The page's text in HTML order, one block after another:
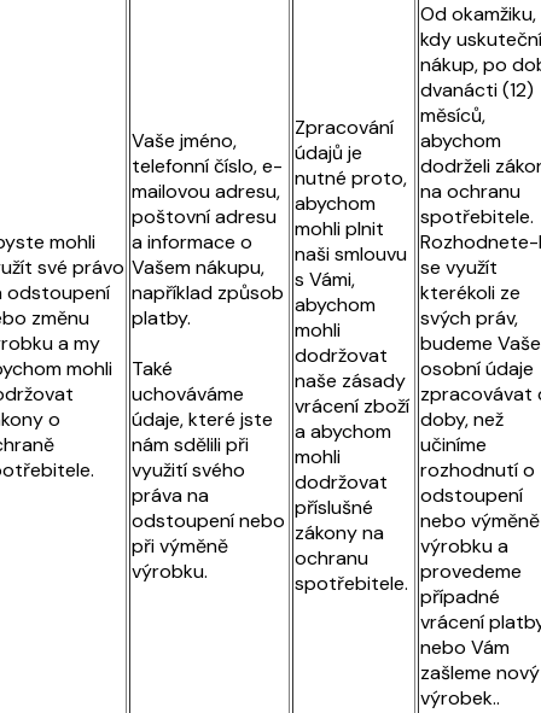
mohli
své právo
odstoupení
změnu
a my
mohli
o
Vaše jméno,
telefonní číslo, e-
mailovou adresu,
poštovní adresu
a informace o
Vašem nákupu,
například způsob
platby.
Také
uchováváme
údaje, které jste
nám sdělili při
využití svého
práva na
odstoupení nebo
při výměně
výrobku.
Zpracování
údajů je
nutné proto,
abychom
mohli plnit
naši smlouvu
s Vámi,
abychom
mohli
dodržovat
naše zásady
vrácení zboží
a abychom
mohli
dodržovat
příslušné
zákony na
ochranu
spotřebitele.
Od okamžiku,
kdy
nákup, po
dvanácti (12)
měsíců,
abychom
dodrželi
na ochranu
spotřebitele.
Rozhodnete-
se využít
kterékoli ze
svých práv,
budeme Vaše
osobní údaje
zpracovávat
doby, než
učiníme
rozhodnutí o
odstoupení
nebo výměně
výrobku a
provedeme
případné
vrácení
nebo Vám
zašleme nový
výrobek..